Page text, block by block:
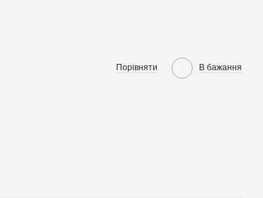
Порівняти В бажання